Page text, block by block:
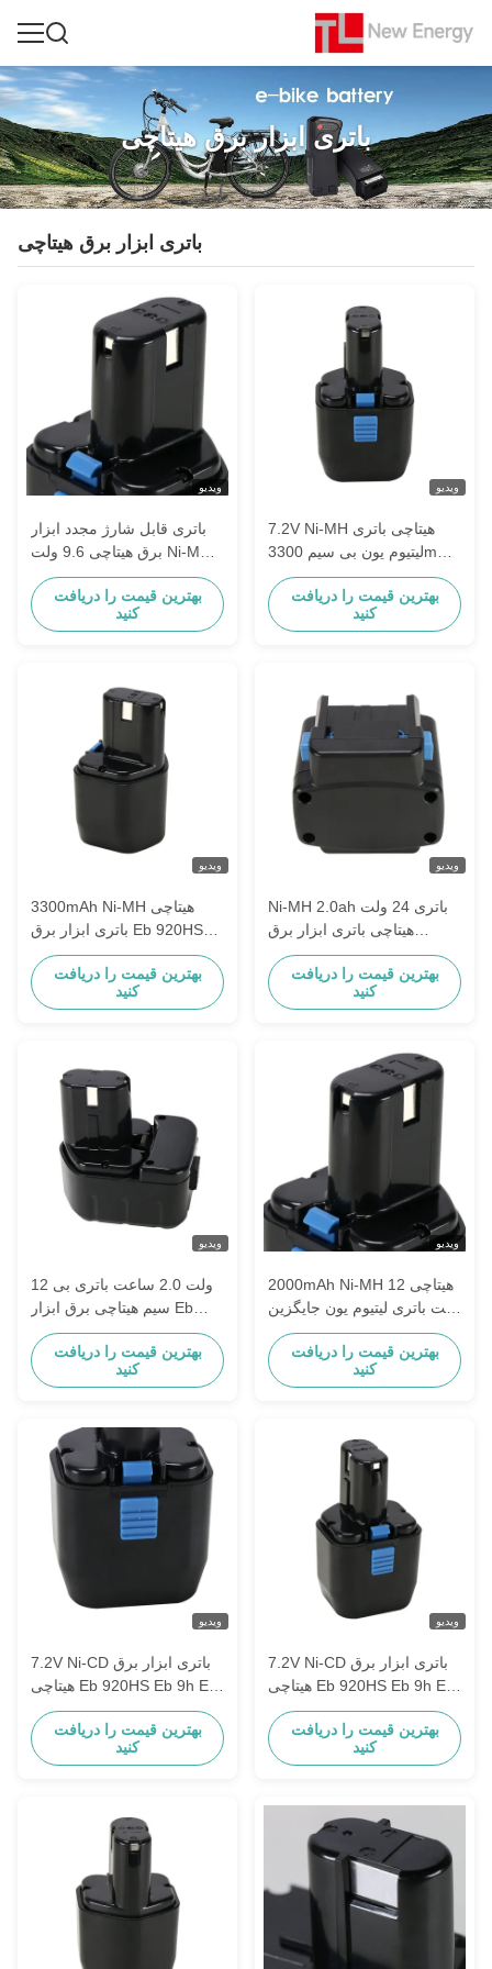
باتری ابزار برق هیتاچی
باتری ابزار برق هیتاچی
ویدیو
باتری قابل شارژ مجدد ابزار
برق هیتاچی 9.6 ولت Ni-MH
برای ابزار بی سیم هیتاچی
بهترین قیمت را دریافت
کنید
ویدیو
7.2V Ni-MH هیتاچی باتری
لیتیوم یون بی سیم 3300mAh
رنگ سیاه
بهترین قیمت را دریافت
کنید
ویدیو
3300mAh Ni-MH هیتاچی
باتری ابزار برق Eb 920HS
Eb 9h Eb 926h
بهترین قیمت را دریافت
کنید
ویدیو
Ni-MH 2.0ah باتری 24 ولت
هیتاچی باتری ابزار برق
Eb2430r Eb2433X
بهترین قیمت را دریافت
کنید
ویدیو
12 ولت 2.0 ساعت باتری بی
سیم هیتاچی برق ابزار Eb
1212s Eb 1214L Eb 1220bl
بهترین قیمت را دریافت
کنید
ویدیو
2000mAh Ni-MH هیتاچی 12
ولت باتری لیتیوم یون جایگزین
Eb 1230h
بهترین قیمت را دریافت
کنید
ویدیو
7.2V Ni-CD باتری ابزار برق
هیتاچی Eb 920HS Eb 9h Eb
926h
بهترین قیمت را دریافت
کنید
ویدیو
7.2V Ni-CD باتری ابزار برق
هیتاچی Eb 920HS Eb 9h Eb
926h
بهترین قیمت را دریافت
کنید